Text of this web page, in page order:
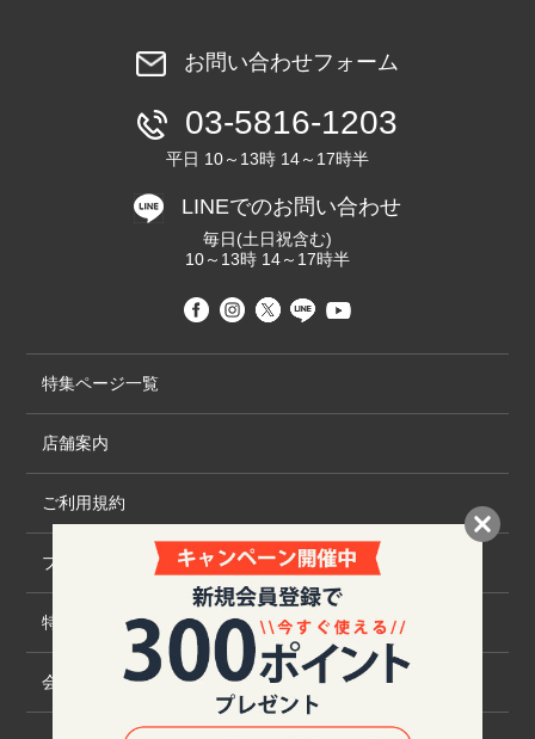
お問い合わせフォーム
03-5816-1203
平日 10～13時 14～17時半
LINEでのお問い合わせ
毎日(土日祝含む)
10～13時 14～17時半
特集ページ一覧
店舗案内
ご利用規約
プライバシーポリシー
特定商取引法について
会社概要